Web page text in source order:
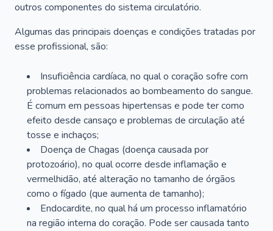
outros componentes do sistema circulatório.
Algumas das principais doenças e condições tratadas por
esse profissional, são:
Insuficiência cardíaca, no qual o coração sofre com
problemas relacionados ao bombeamento do sangue.
É comum em pessoas hipertensas e pode ter como
efeito desde cansaço e problemas de circulação até
tosse e inchaços;
Doença de Chagas (doença causada por
protozoário), no qual ocorre desde inflamação e
vermelhidão, até alteração no tamanho de órgãos
como o fígado (que aumenta de tamanho);
Endocardite, no qual há um processo inflamatório
na região interna do coração. Pode ser causada tanto